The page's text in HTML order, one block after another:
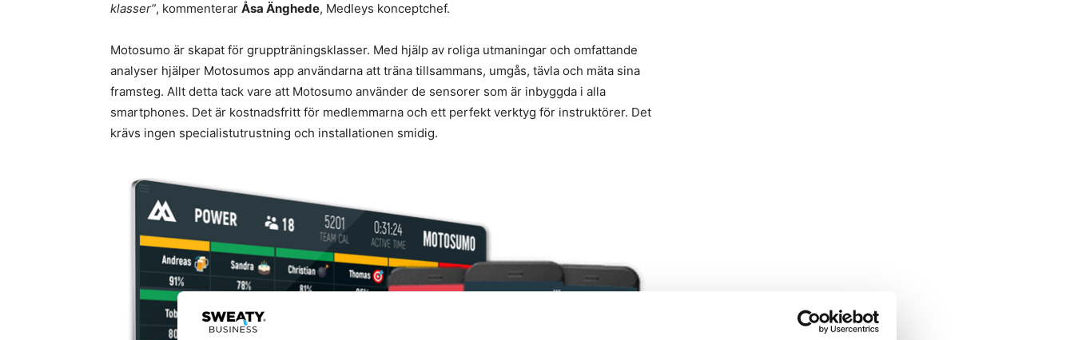
klasser”, kommenterar Åsa Änghede, Medleys konceptchef.
Motosumo är skapat för gruppträningsklasser. Med hjälp av roliga utmaningar och omfattande
analyser hjälper Motosumos app användarna att träna tillsammans, umgås, tävla och mäta sina
framsteg. Allt detta tack vare att Motosumo använder de sensorer som är inbyggda i alla
smartphones. Det är kostnadsfritt för medlemmarna och ett perfekt verktyg för instruktörer. Det
krävs ingen specialistutrustning och installationen smidig.